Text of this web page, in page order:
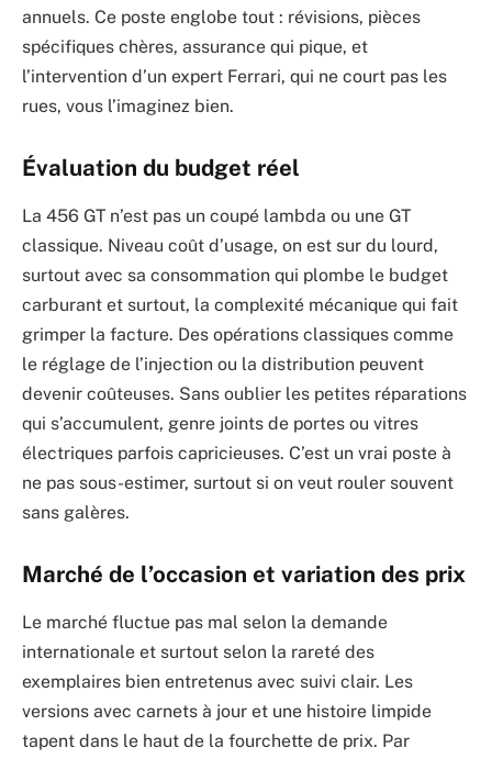
annuels. Ce poste englobe tout : révisions, pièces
spécifiques chères, assurance qui pique, et
l’intervention d’un expert Ferrari, qui ne court pas les
rues, vous l’imaginez bien.
Évaluation du budget réel
La 456 GT n’est pas un coupé lambda ou une GT
classique. Niveau coût d’usage, on est sur du lourd,
surtout avec sa consommation qui plombe le budget
carburant et surtout, la complexité mécanique qui fait
grimper la facture. Des opérations classiques comme
le réglage de l’injection ou la distribution peuvent
devenir coûteuses. Sans oublier les petites réparations
qui s’accumulent, genre joints de portes ou vitres
électriques parfois capricieuses. C’est un vrai poste à
ne pas sous-estimer, surtout si on veut rouler souvent
sans galères.
Marché de l’occasion et variation des prix
Le marché fluctue pas mal selon la demande
internationale et surtout selon la rareté des
exemplaires bien entretenus avec suivi clair. Les
versions avec carnets à jour et une histoire limpide
tapent dans le haut de la fourchette de prix. Par